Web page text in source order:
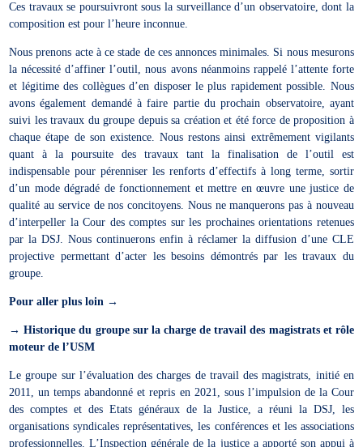
Ces travaux se poursuivront sous la surveillance d’un observatoire, dont la
composition est pour l’heure inconnue.
Nous prenons acte à ce stade de ces annonces minimales. Si nous mesurons
la nécessité d’affiner l’outil, nous avons néanmoins rappelé l’attente forte
et légitime des collègues d’en disposer le plus rapidement possible. Nous
avons également demandé à faire partie du prochain observatoire, ayant
suivi les travaux du groupe depuis sa création et été force de proposition à
chaque étape de son existence. Nous restons ainsi extrêmement vigilants
quant à la poursuite des travaux tant la finalisation de l’outil est
indispensable pour pérenniser les renforts d’effectifs à long terme, sortir
d’un mode dégradé de fonctionnement et mettre en œuvre une justice de
qualité au service de nos concitoyens. Nous ne manquerons pas à nouveau
d’interpeller la Cour des comptes sur les prochaines orientations retenues
par la DSJ. Nous continuerons enfin à réclamer la diffusion d’une CLE
projective permettant d’acter les besoins démontrés par les travaux du
groupe.
Pour aller plus loin →
→ Historique du groupe sur la charge de travail des magistrats et rôle
moteur de l’USM
Le groupe sur l’évaluation des charges de travail des magistrats, initié en
2011, un temps abandonné et repris en 2021, sous l’impulsion de la Cour
des comptes et des Etats généraux de la Justice, a réuni la DSJ, les
organisations syndicales représentatives, les conférences et les associations
professionnelles. L’Inspection générale de la justice a apporté son appui à